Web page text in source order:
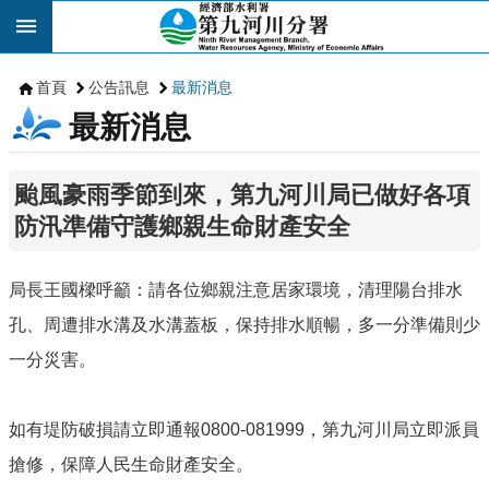
跳到主要內容區塊
首頁 公告訊息 最新消息
最新消息
颱風豪雨季節到來，第九河川局已做好各項
防汛準備守護鄉親生命財產安全
局長王國樑呼籲：請各位鄉親注意居家環境，清理陽台排水
孔、周遭排水溝及水溝蓋板，保持排水順暢，多一分準備則少
一分災害。
如有堤防破損請立即通報0800-081999，第九河川局立即派員
搶修，保障人民生命財產安全。